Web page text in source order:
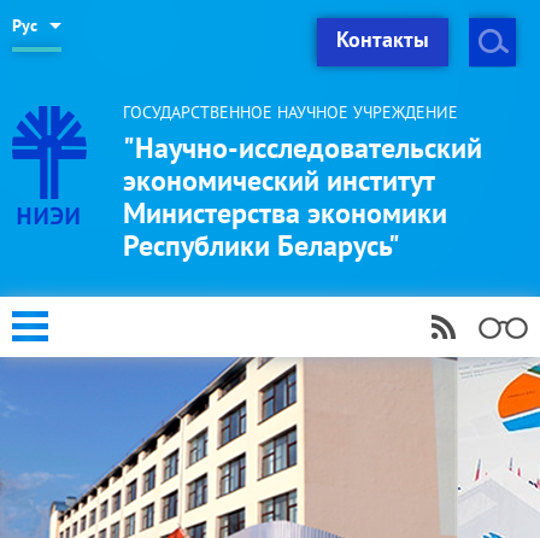
Рус Контакты
ГОСУДАРСТВЕННОЕ НАУЧНОЕ УЧРЕЖДЕНИЕ
"Научно-исследовательский
экономический институт
Министерства экономики
Республики Беларусь"